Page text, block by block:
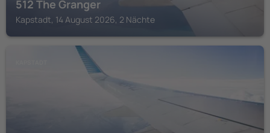
512 The Granger
Kapstadt, 14 August 2026, 2 Nächte